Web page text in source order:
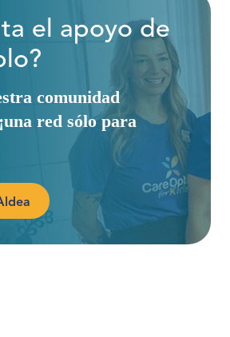
el apoyo de
comunidad
red sólo para